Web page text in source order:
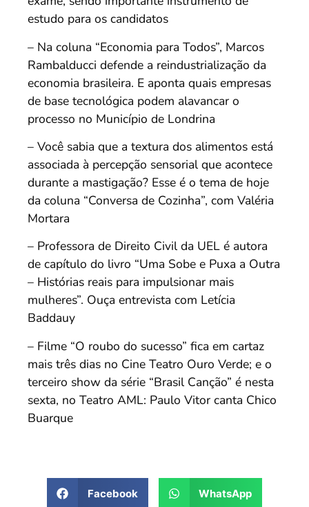
estudo para os candidatos
– Na coluna “Economia para Todos”, Marcos
Rambalducci defende a reindustrialização da
economia brasileira. E aponta quais empresas
de base tecnológica podem alavancar o
processo no Município de Londrina
– Você sabia que a textura dos alimentos está
associada à percepção sensorial que acontece
durante a mastigação? Esse é o tema de hoje
da coluna “Conversa de Cozinha”, com Valéria
Mortara
– Professora de Direito Civil da UEL é autora
de capítulo do livro “Uma Sobe e Puxa a Outra
– Histórias reais para impulsionar mais
mulheres”. Ouça entrevista com Letícia
Baddauy
– Filme “O roubo do sucesso” fica em cartaz
mais três dias no Cine Teatro Ouro Verde; e o
terceiro show da série “Brasil Canção” é nesta
sexta, no Teatro AML: Paulo Vitor canta Chico
Buarque
Facebook WhatsApp